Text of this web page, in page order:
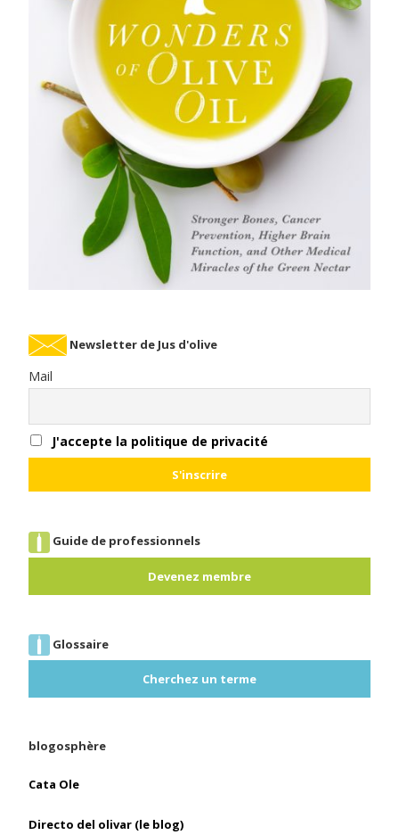
Newsletter de Jus d'olive
Mail
J'accepte la politique de privacité
Guide de professionnels
Devenez membre
Glossaire
Cherchez un terme
blogosphère
Cata Ole
Directo del olivar (le blog)